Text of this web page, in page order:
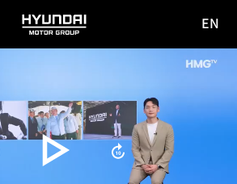
HYUNDAI
MOTOR
사이
EN